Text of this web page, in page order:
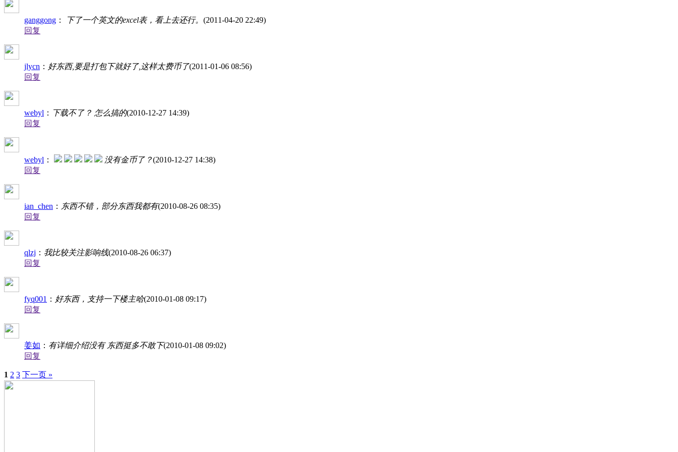
ganggong ： 下了一个英文的excel表，看上去还行。 (2011-04-20 22:49)
回复
jlycn ： 好东西,要是打包下就好了,这样太费币了(2011-01-06 08:56)
回复
webyl ： 下载不了？ 怎么搞的(2010-12-27 14:39)
回复
webyl ： 没有金币了？(2010-12-27 14:38)
回复
ian_chen ： 东西不错，部分东西我都有(2010-08-26 08:35)
回复
qlzj ： 我比较关注影响线(2010-08-26 06:37)
回复
fyq001 ： 好东西，支持一下楼主哈(2010-01-08 09:17)
回复
姜如 ： 有详细介绍没有 东西挺多不敢下(2010-01-08 09:02)
回复
1 2 3 下一页 »